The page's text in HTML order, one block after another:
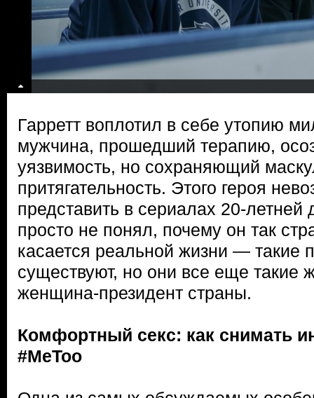
Гарретт воплотил в себе утопию
мужчина, прошедший терапию,
уязвимость, но сохраняющий
притягательность. Этого героя
представить в сериалах 20-
просто не понял, почему он так
касается реальной жизни — такие
существуют, но они все еще такие
женщина-президент страны.
Комфортный секс: как снимать
#MeToo